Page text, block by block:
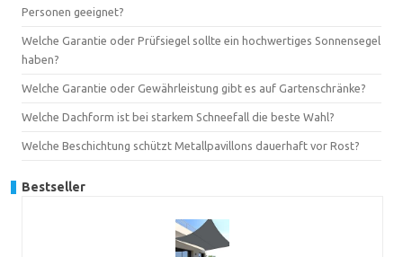
Personen geeignet?
Welche Garantie oder Prüfsiegel sollte ein hochwertiges Sonnensegel
haben?
Welche Garantie oder Gewährleistung gibt es auf Gartenschränke?
Welche Dachform ist bei starkem Schneefall die beste Wahl?
Welche Beschichtung schützt Metallpavillons dauerhaft vor Rost?
Bestseller